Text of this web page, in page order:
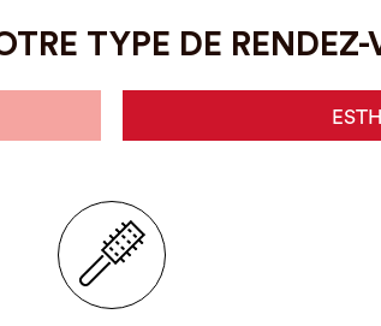
TYPE DE RENDEZ-